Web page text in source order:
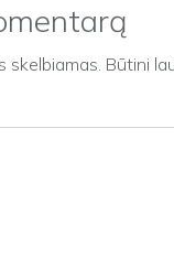
skelbiamas. Būtini